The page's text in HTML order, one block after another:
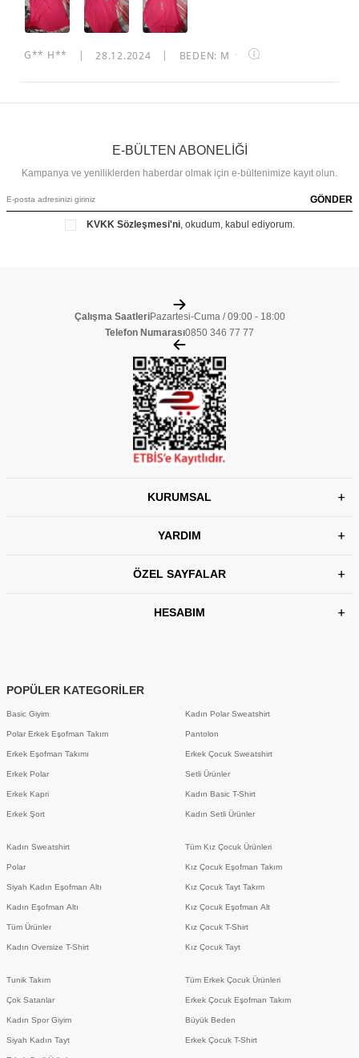
G** H** 28.12.2024 BEDEN: M ·
E-BÜLTEN ABONELİĞİ
Kampanya ve yeniliklerden haberdar olmak için e-bültenimize kayıt olun.
GÖNDER
KVKK Sözleşmesi'ni, okudum, kabul ediyorum.
Çalışma SaatleriPazartesi-Cuma / 09:00 - 18:00
Telefon Numarası0850 346 77 77
KURUMSAL
YARDIM
ÖZEL SAYFALAR
HESABIM
POPÜLER KATEGORİLER
Basic Giyim
Polar Erkek Eşofman Takım
Erkek Eşofman Takımı
Erkek Polar
Erkek Kapri
Erkek Şort
Kadın Sweatshirt
Polar
Siyah Kadın Eşofman Altı
Kadın Eşofman Altı
Tüm Ürünler
Kadın Oversize T-Shirt
Tunik Takım
Çok Satanlar
Kadın Spor Giyim
Siyah Kadın Tayt
Kadın Polar Sweatshirt
Pantolon
Erkek Çocuk Sweatshirt
Setli Ürünler
Kadın Basic T-Shirt
Kadın Setli Ürünler
Tüm Kız Çocuk Ürünleri
Kız Çocuk Eşofman Takım
Kız Çocuk Tayt Takım
Kız Çocuk Eşofman Alt
Kız Çocuk T-Shirt
Kız Çocuk Tayt
Tüm Erkek Çocuk Ürünleri
Erkek Çocuk Eşofman Takım
Büyük Beden
Erkek Çocuk T-Shirt